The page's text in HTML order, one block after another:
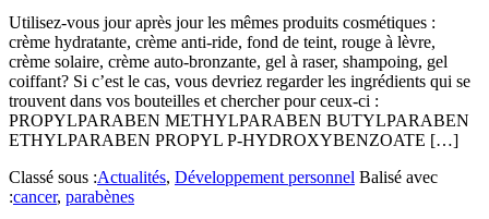
Utilisez-vous jour après jour les mêmes produits cosmétiques :
crème hydratante, crème anti-ride, fond de teint, rouge à lèvre,
crème solaire, crème auto-bronzante, gel à raser, shampoing, gel
coiffant? Si c’est le cas, vous devriez regarder les ingrédients qui se
trouvent dans vos bouteilles et chercher pour ceux-ci :
PROPYLPARABEN METHYLPARABEN BUTYLPARABEN
ETHYLPARABEN PROPYL P-HYDROXYBENZOATE […]
Classé sous :Actualités, Développement personnel Balisé avec
:cancer, parabènes